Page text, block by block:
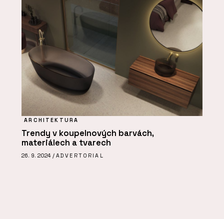
ARCHITEKTURA
Trendy v koupelnových barvách,
materiálech a tvarech
26. 9. 2024 / ADVERTORIAL